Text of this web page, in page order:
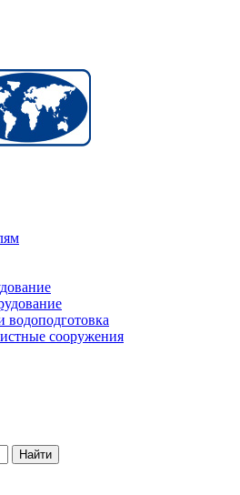
водоподготовка
сооружения
Найти